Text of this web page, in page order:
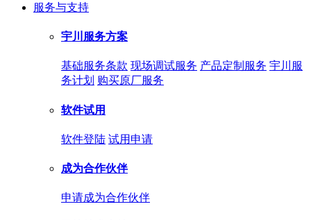
服务与支持
宇川服务方案
基础服务条款 现场调试服务 产品定制服务 宇川服
务计划 购买原厂服务
软件试用
软件登陆 试用申请
成为合作伙伴
申请成为合作伙伴